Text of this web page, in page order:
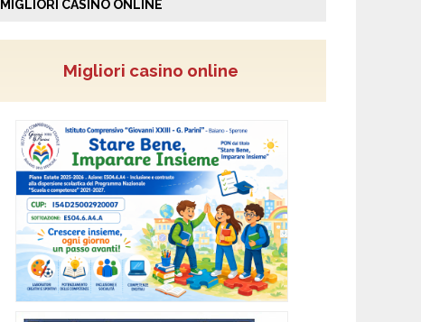
MIGLIORI CASINO ONLINE
Migliori casino online